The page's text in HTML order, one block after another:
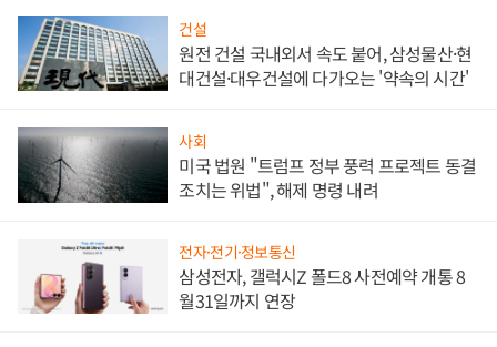
건설
원전 건설 국내외서 속도 붙어, 삼성물산·현
대건설·대우건설에 다가오는 '약속의 시간'
사회
미국 법원 "트럼프 정부 풍력 프로젝트 동결
조치는 위법", 해제 명령 내려
전자·전기·정보통신
삼성전자, 갤럭시Z 폴드8 사전예약 개통 8
월31일까지 연장